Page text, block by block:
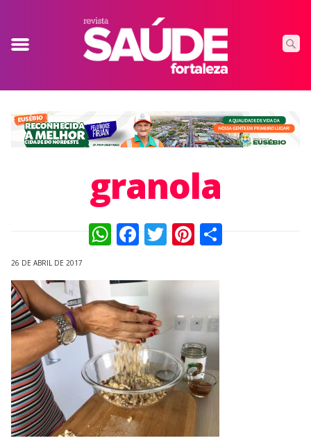
granola
WhatsApp
Facebook
TwitterPinterest
26 DE ABRIL DE 2017